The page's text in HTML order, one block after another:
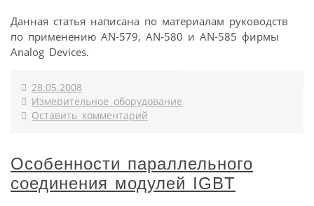
Данная статья написана по материалам руководств
по применению AN-579, AN-580 и AN-585 фирмы
Analog Devices.
28.05.2008
Измерительное оборудование
Оставить комментарий
Особенности параллельного
соединения модулей IGBT